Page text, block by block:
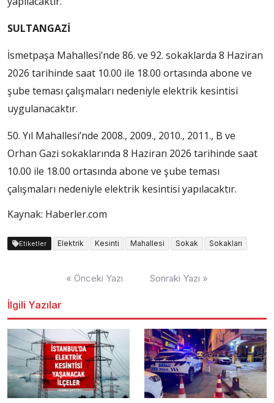
SULTANGAZİ
İsmetpaşa Mahallesi’nde 86. ve 92. sokaklarda 8 Haziran
2026 tarihinde saat 10.00 ile 18.00 ortasında abone ve
şube teması çalışmaları nedeniyle elektrik kesintisi
uygulanacaktır.
50. Yıl Mahallesi’nde 2008., 2009., 2010., 2011., B ve
Orhan Gazi sokaklarında 8 Haziran 2026 tarihinde saat
10.00 ile 18.00 ortasında abone ve şube teması
çalışmaları nedeniyle elektrik kesintisi yapılacaktır.
Kaynak: Haberler.com
Etiketler Elektrik Kesinti Mahallesi Sokak Sokakları
« Önceki Yazı Sonraki Yazı »
İlgili Yazılar